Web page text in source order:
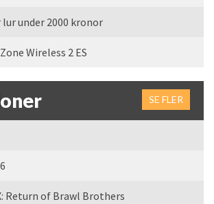
under 2000 kronor
Wireless 2 ES
SE FLER
Return of Brawl Brothers